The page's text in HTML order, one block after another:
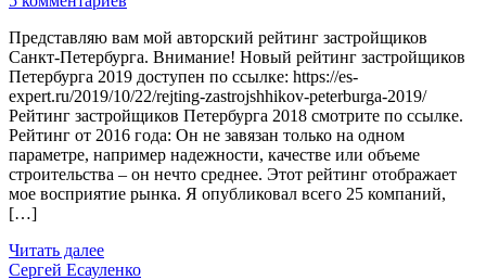
Представляю вам мой авторский рейтинг застройщиков
Санкт-Петербурга. Внимание! Новый рейтинг застройщиков
Петербурга 2019 доступен по ссылке: https://es-
expert.ru/2019/10/22/rejting-zastrojshhikov-peterburga-2019/
Рейтинг застройщиков Петербурга 2018 смотрите по ссылке.
Рейтинг от 2016 года: Он не завязан только на одном
параметре, например надежности, качестве или объеме
строительства – он нечто среднее. Этот рейтинг отображает
мое восприятие рынка. Я опубликовал всего 25 компаний,
[…]
Читать далее
Сергей Есауленко